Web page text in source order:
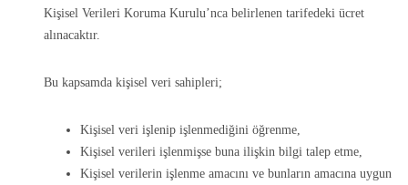
Kişisel Verileri Koruma Kurulu’nca belirlenen tarifedeki ücret
alınacaktır.
Bu kapsamda kişisel veri sahipleri;
Kişisel veri işlenip işlenmediğini öğrenme,
Kişisel verileri işlenmişse buna ilişkin bilgi talep etme,
Kişisel verilerin işlenme amacını ve bunların amacına uygun